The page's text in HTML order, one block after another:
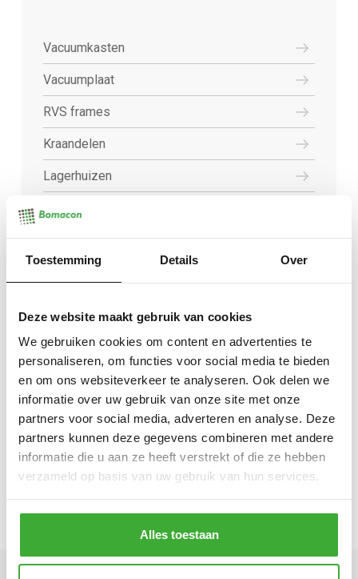
Toestemming Details Over
Deze website maakt gebruik van cookies
We gebruiken cookies om content en advertenties te
personaliseren, om functies voor social media te bieden
en om ons websiteverkeer te analyseren. Ook delen we
informatie over uw gebruik van onze site met onze
partners voor social media, adverteren en analyse. Deze
partners kunnen deze gegevens combineren met andere
informatie die u aan ze heeft verstrekt of die ze hebben
verzameld op basis van uw gebruik van hun services.
Alles toestaan
Vacuumkasten
Vacuumplaat
RVS frames
Kraandelen
Lagerhuizen
Machine frame
Draadmoer
Machine as
Draaiplateau
Montage platform
TERUG NAAR PRODUCTEN